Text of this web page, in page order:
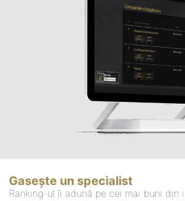
Gasește un specialist
Ranking-ul îi adună pe cei mai buni din